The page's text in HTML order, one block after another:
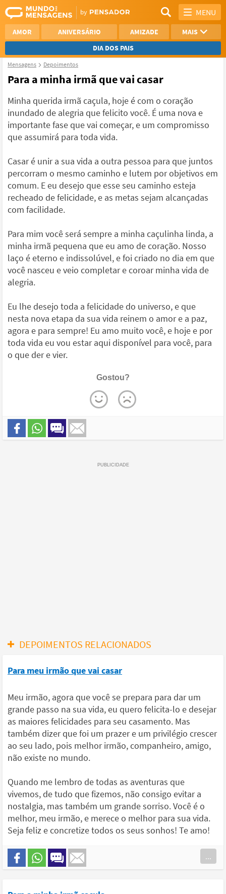
MENU
AMOR ANIVERSÁRIO AMIZADE
MAIS
DIA DOS PAIS
REFLEXÃO
NAMORO
VER TODAS
Mensagens Depoimentos
Para a minha irmã que vai casar
Minha querida irmã caçula, hoje é com o coração
inundado de alegria que felicito você. É uma nova e
importante fase que vai começar, e um compromisso
que assumirá para toda vida.
Casar é unir a sua vida a outra pessoa para que juntos
percorram o mesmo caminho e lutem por objetivos em
comum. E eu desejo que esse seu caminho esteja
recheado de felicidade, e as metas sejam alcançadas
com facilidade.
Para mim você será sempre a minha caçulinha linda, a
minha irmã pequena que eu amo de coração. Nosso
laço é eterno e indissolúvel, e foi criado no dia em que
você nasceu e veio completar e coroar minha vida de
alegria.
Eu lhe desejo toda a felicidade do universo, e que
nesta nova etapa da sua vida reinem o amor e a paz,
agora e para sempre! Eu amo muito você, e hoje e por
toda vida eu vou estar aqui disponível para você, para
o que der e vier.
Gostou?
DEPOIMENTOS RELACIONADOS
Para meu irmão que vai casar
Meu irmão, agora que você se prepara para dar um
grande passo na sua vida, eu quero felicita-lo e desejar
as maiores felicidades para seu casamento. Mas
também dizer que foi um prazer e um privilégio crescer
ao seu lado, pois melhor irmão, companheiro, amigo,
não existe no mundo.
Quando me lembro de todas as aventuras que
vivemos, de tudo que fizemos, não consigo evitar a
nostalgia, mas também um grande sorriso. Você é o
melhor, meu irmão, e merece o melhor para sua vida.
Seja feliz e concretize todos os seus sonhos! Te amo!
...